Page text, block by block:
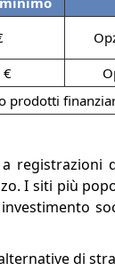
€
registrazioni
I siti più
di